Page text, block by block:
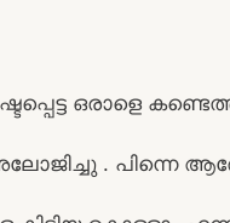
ഒരാളെ
. പിന്നെ